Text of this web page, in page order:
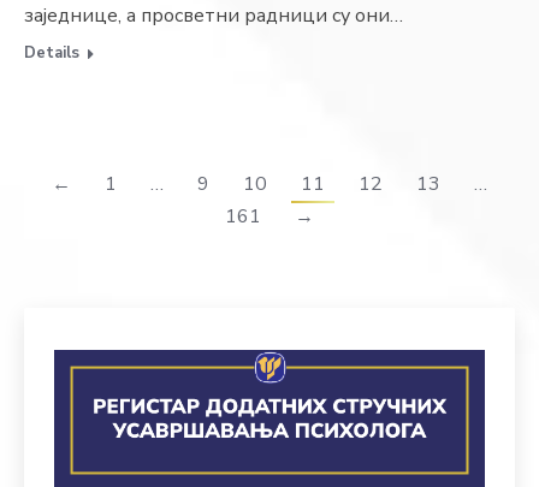
заједнице, а просветни радници су они…
Details
← 1 … 9 10 11 12 13
…
161
→